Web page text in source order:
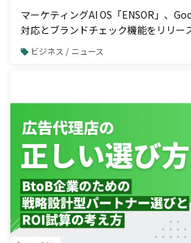
マーケティングAI OS「ENSOR」、
対応とブランドチェック機能をリリ
化と広告配信前の自動コンプラ検知を
ビジネス / ニュース